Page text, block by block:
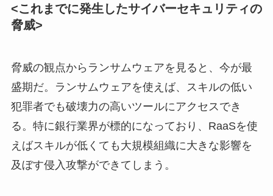
<これまでに発生したサイバーセキュリティの
脅威>
脅威の観点からランサムウェアを見ると、今が最
盛期だ。ランサムウェアを使えば、スキルの低い
犯罪者でも破壊力の高いツールにアクセスでき
る。特に銀行業界が標的になっており、RaaSを使
えばスキルが低くても大規模組織に大きな影響を
及ぼす侵入攻撃ができてしまう。